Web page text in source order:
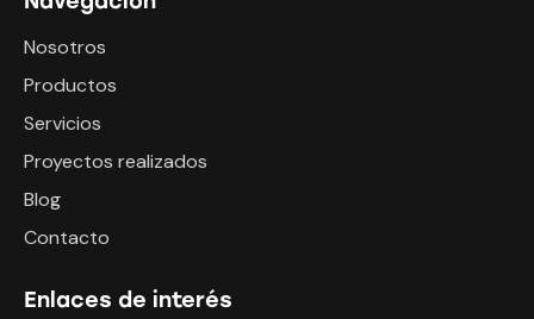
Nosotros
Productos
Servicios
Proyectos realizados
Blog
Contacto
Enlaces de interés